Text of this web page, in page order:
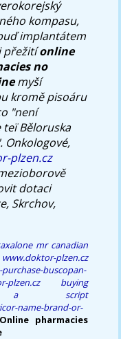
kompasu,
implantátem
přežitíonline
no
myší
kromě pisoáru
"není
teï Běloruska
Onkologové,
plzen.cz
dotaci
Skrchov,
mr canadian
www.doktor-plzen.cz
buscopan-
plzen.cz
buying
a script
name-brand-or-
Online pharmacies